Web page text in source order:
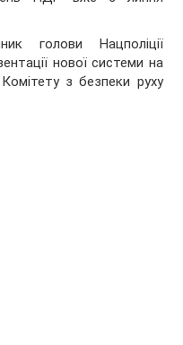
голови Нацполіції
нової системи на
Комітету з безпеки руху